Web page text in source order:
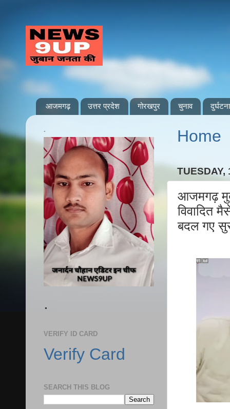
आजमगढ़ उत्तर प्रदेश गोरखपुर चुनाव दुर्घटना
Home
TUESDAY,
आजमगढ़
विवादित
बदल गए
.
.
VERIFY ID CARD
Verify Card
SEARCH THIS BLOG